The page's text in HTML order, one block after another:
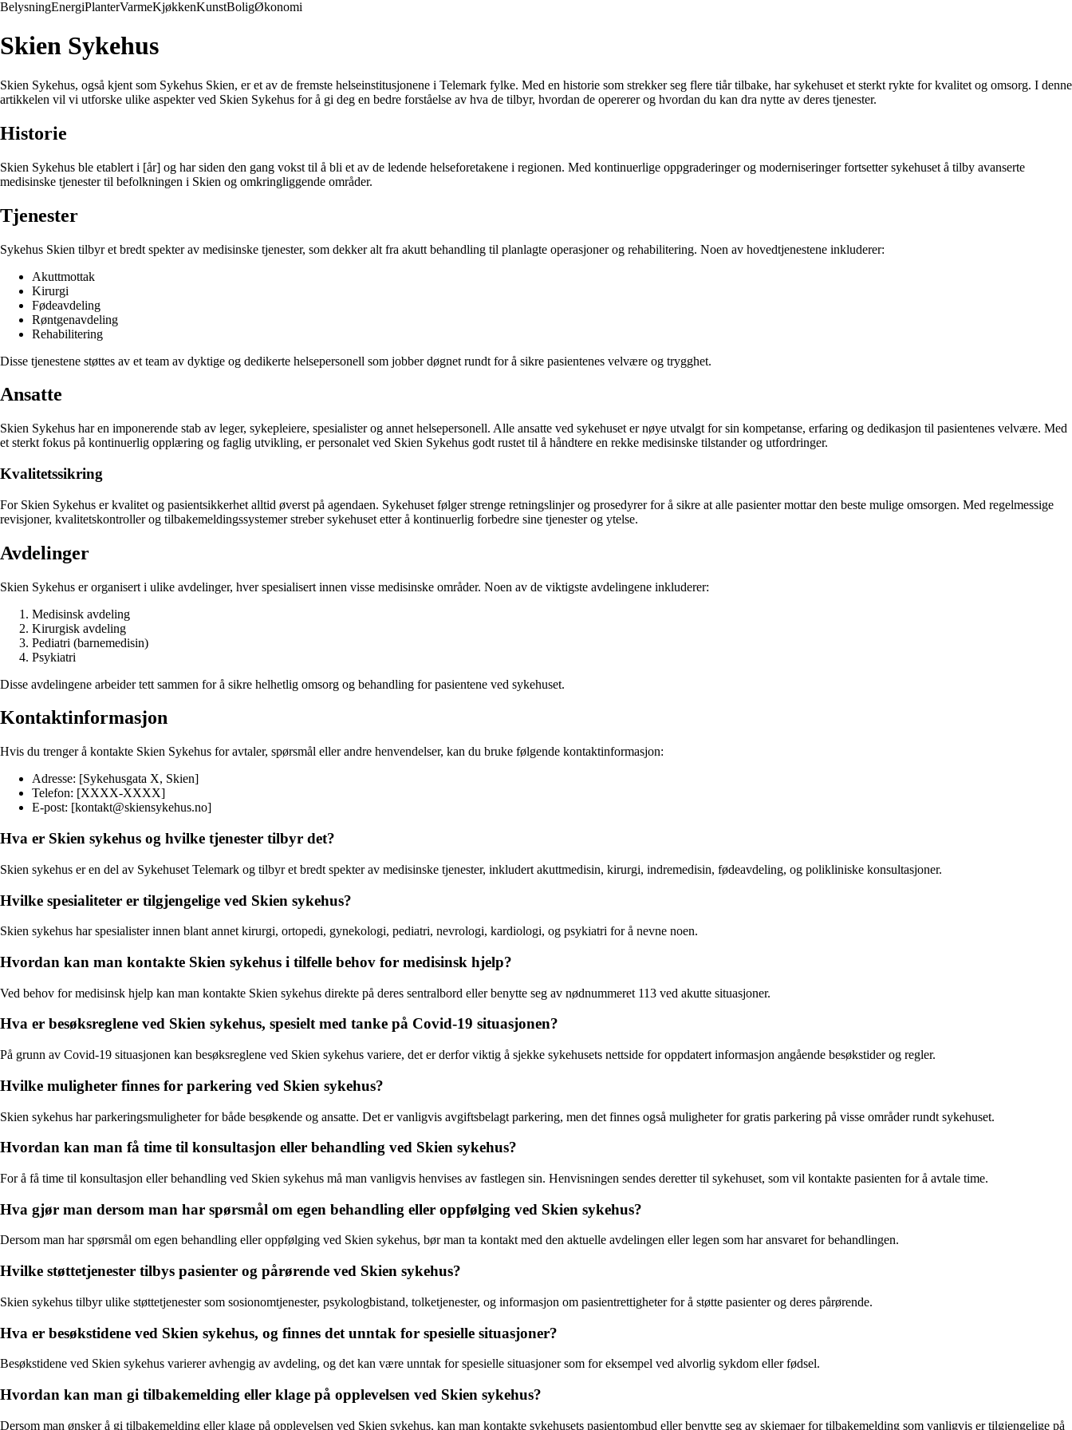
BelysningEnergiPlanterVarmeKjøkkenKunstBoligØkonomi
Skien Sykehus
Skien Sykehus, også kjent som Sykehus Skien, er et av de fremste helseinstitusjonene i Telemark fylke. Med en historie som strekker seg flere tiår tilbake, har sykehuset et sterkt rykte for kvalitet og omsorg. I denne
artikkelen vil vi utforske ulike aspekter ved Skien Sykehus for å gi deg en bedre forståelse av hva de tilbyr, hvordan de opererer og hvordan du kan dra nytte av deres tjenester.
Historie
Skien Sykehus ble etablert i [år] og har siden den gang vokst til å bli et av de ledende helseforetakene i regionen. Med kontinuerlige oppgraderinger og moderniseringer fortsetter sykehuset å tilby avanserte
medisinske tjenester til befolkningen i Skien og omkringliggende områder.
Tjenester
Sykehus Skien tilbyr et bredt spekter av medisinske tjenester, som dekker alt fra akutt behandling til planlagte operasjoner og rehabilitering. Noen av hovedtjenestene inkluderer:
Akuttmottak
Kirurgi
Fødeavdeling
Røntgenavdeling
Rehabilitering
Disse tjenestene støttes av et team av dyktige og dedikerte helsepersonell som jobber døgnet rundt for å sikre pasientenes velvære og trygghet.
Ansatte
Skien Sykehus har en imponerende stab av leger, sykepleiere, spesialister og annet helsepersonell. Alle ansatte ved sykehuset er nøye utvalgt for sin kompetanse, erfaring og dedikasjon til pasientenes velvære. Med
et sterkt fokus på kontinuerlig opplæring og faglig utvikling, er personalet ved Skien Sykehus godt rustet til å håndtere en rekke medisinske tilstander og utfordringer.
Kvalitetssikring
For Skien Sykehus er kvalitet og pasientsikkerhet alltid øverst på agendaen. Sykehuset følger strenge retningslinjer og prosedyrer for å sikre at alle pasienter mottar den beste mulige omsorgen. Med regelmessige
revisjoner, kvalitetskontroller og tilbakemeldingssystemer streber sykehuset etter å kontinuerlig forbedre sine tjenester og ytelse.
Avdelinger
Skien Sykehus er organisert i ulike avdelinger, hver spesialisert innen visse medisinske områder. Noen av de viktigste avdelingene inkluderer:
Medisinsk avdeling
Kirurgisk avdeling
Pediatri (barnemedisin)
Psykiatri
Disse avdelingene arbeider tett sammen for å sikre helhetlig omsorg og behandling for pasientene ved sykehuset.
Kontaktinformasjon
Hvis du trenger å kontakte Skien Sykehus for avtaler, spørsmål eller andre henvendelser, kan du bruke følgende kontaktinformasjon:
Adresse: [Sykehusgata X, Skien]
Telefon: [XXXX-XXXX]
E-post: [kontakt@skiensykehus.no]
Hva er Skien sykehus og hvilke tjenester tilbyr det?
Skien sykehus er en del av Sykehuset Telemark og tilbyr et bredt spekter av medisinske tjenester, inkludert akuttmedisin, kirurgi, indremedisin, fødeavdeling, og polikliniske konsultasjoner.
Hvilke spesialiteter er tilgjengelige ved Skien sykehus?
Skien sykehus har spesialister innen blant annet kirurgi, ortopedi, gynekologi, pediatri, nevrologi, kardiologi, og psykiatri for å nevne noen.
Hvordan kan man kontakte Skien sykehus i tilfelle behov for medisinsk hjelp?
Ved behov for medisinsk hjelp kan man kontakte Skien sykehus direkte på deres sentralbord eller benytte seg av nødnummeret 113 ved akutte situasjoner.
Hva er besøksreglene ved Skien sykehus, spesielt med tanke på Covid-19 situasjonen?
På grunn av Covid-19 situasjonen kan besøksreglene ved Skien sykehus variere, det er derfor viktig å sjekke sykehusets nettside for oppdatert informasjon angående besøkstider og regler.
Hvilke muligheter finnes for parkering ved Skien sykehus?
Skien sykehus har parkeringsmuligheter for både besøkende og ansatte. Det er vanligvis avgiftsbelagt parkering, men det finnes også muligheter for gratis parkering på visse områder rundt sykehuset.
Hvordan kan man få time til konsultasjon eller behandling ved Skien sykehus?
For å få time til konsultasjon eller behandling ved Skien sykehus må man vanligvis henvises av fastlegen sin. Henvisningen sendes deretter til sykehuset, som vil kontakte pasienten for å avtale time.
Hva gjør man dersom man har spørsmål om egen behandling eller oppfølging ved Skien sykehus?
Dersom man har spørsmål om egen behandling eller oppfølging ved Skien sykehus, bør man ta kontakt med den aktuelle avdelingen eller legen som har ansvaret for behandlingen.
Hvilke støttetjenester tilbys pasienter og pårørende ved Skien sykehus?
Skien sykehus tilbyr ulike støttetjenester som sosionomtjenester, psykologbistand, tolketjenester, og informasjon om pasientrettigheter for å støtte pasienter og deres pårørende.
Hva er besøkstidene ved Skien sykehus, og finnes det unntak for spesielle situasjoner?
Besøkstidene ved Skien sykehus varierer avhengig av avdeling, og det kan være unntak for spesielle situasjoner som for eksempel ved alvorlig sykdom eller fødsel.
Hvordan kan man gi tilbakemelding eller klage på opplevelsen ved Skien sykehus?
Dersom man ønsker å gi tilbakemelding eller klage på opplevelsen ved Skien sykehus, kan man kontakte sykehusets pasientombud eller benytte seg av skjemaer for tilbakemelding som vanligvis er tilgjengelige på